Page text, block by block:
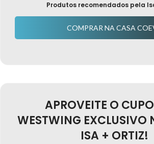
Produtos recomendados pela
COMPRAR NA CASA
APROVEITE O
WESTWING EXCLUSIVO
ISA + ORTIZ!